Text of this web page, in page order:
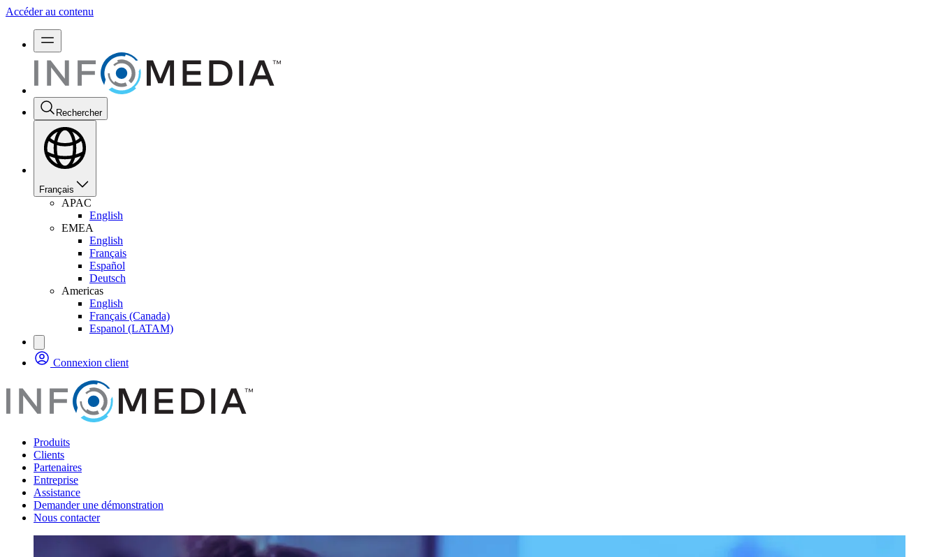
Accéder au contenu
Rechercher
Français
APAC
English
EMEA
English
Français
Español
Deutsch
Americas
English
Français (Canada)
Espanol (LATAM)
Connexion client
Produits
Clients
Partenaires
Entreprise
Assistance
Demander une démonstration
Nous contacter